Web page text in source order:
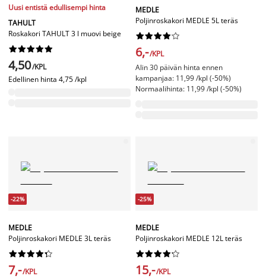
Uusi entistä edullisempi hinta
TAHULT
Roskakori TAHULT 3 l muovi beige






4,50/KPL
Edellinen hinta 4,75 /kpl
MEDLE
Poljinroskakori MEDLE 5L teräs






6,-/KPL
Alin 30 päivän hinta ennen
kampanjaa: 11,99 /kpl (-50%)
Normaalihinta: 11,99 /kpl (-50%)
-22%
MEDLE
Poljinroskakori MEDLE 3L teräs






7,-/KPL
-25%
MEDLE
Poljinroskakori MEDLE 12L teräs






15,-/KPL